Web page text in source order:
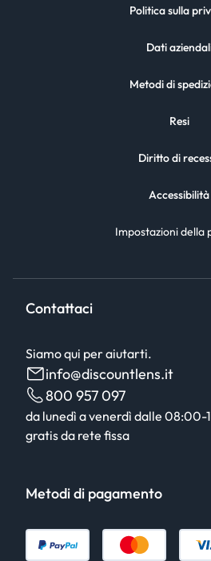
Politica sulla
Dati
Metodi di
Resi
Diritto di
Accessibilità
Impostazioni della
Contattaci
Siamo qui per aiutarti.
info@discountlens.it
800 957 097
da lunedì a venerdì dalle
gratis da rete fissa
Metodi di pagamento